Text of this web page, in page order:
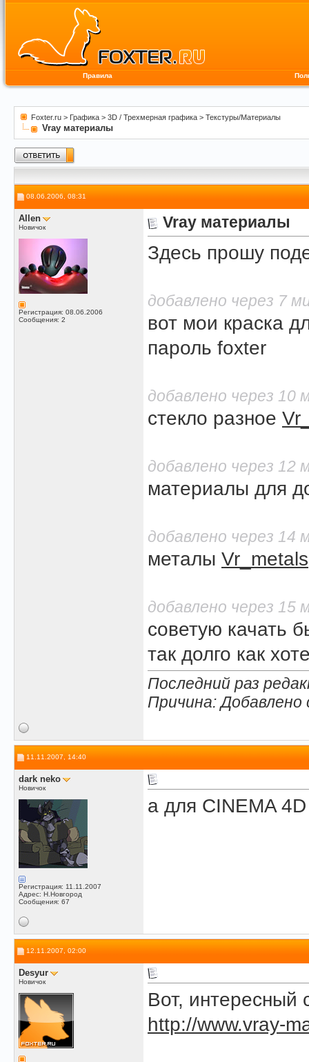
Правила
Foxter.ru > Графика > 3D / Трехмерная графика > Текстуры/Материалы
Vray материалы
08.06.2006, 08:31
Allen
Новичок
Регистрация: 08.06.2006
Сообщения: 2
Vray материалы
Здесь прошу
добавлено через 7
вот мои краска
пароль foxter
добавлено через 10
стекло разное
добавлено через 12
материалы для
добавлено через 14
металы Vr_metals
добавлено через 15
советую качать
так долго как
Последний раз
Причина:
11.11.2007, 14:40
dark neko
Новичок
Регистрация: 11.11.2007
Адрес: Н.Новгород
Сообщения: 67
а для CINEMA
12.11.2007, 02:00
Desyur
Новичок
Вот, интересный
http://www.vray-